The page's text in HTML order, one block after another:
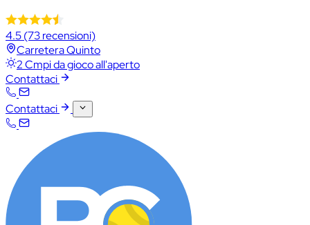
4.5(73 recensioni)
Carretera Quinto
2 Cmpi da gioco all'aperto
Contattaci
Contattaci